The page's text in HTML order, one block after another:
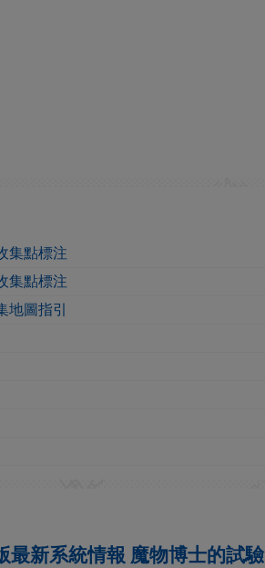
集點標注
集點標注
地圖指引
最新系統情報 魔物博士的試驗